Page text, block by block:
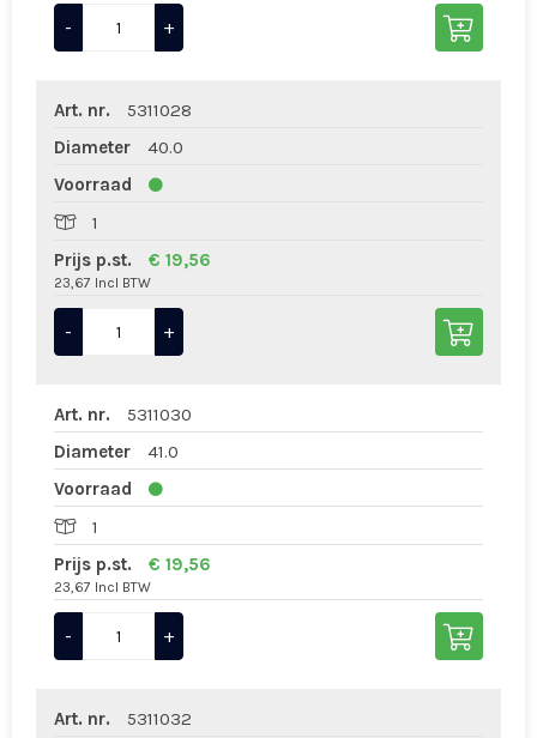
- +
Art. nr.
5311028
Diameter
40.0
Voorraad
1
Prijs p.st.
€ 19,56
23,67 Incl BTW
- +
Art. nr.
5311030
Diameter
41.0
Voorraad
1
Prijs p.st.
€ 19,56
23,67 Incl BTW
- +
Art. nr.
5311032